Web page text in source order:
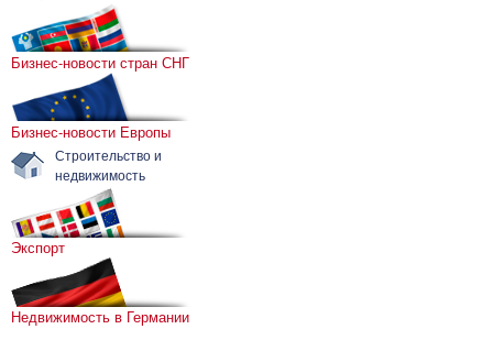
Бизнес-новости стран СНГ
Бизнес-новости Европы
Строительство и
недвижимость
Экспорт
Недвижимость в Германии